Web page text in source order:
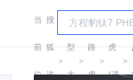
当
前
位
搜
狐
汽
＞
车
型
大
＞
路
虎
＞
路
虎
(进
＞